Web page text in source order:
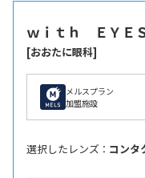
ｗｉｔｈ ＥＹＥ
[おおたに眼科]
メルスプラン
加盟施設
選択したレンズ ： コンタ